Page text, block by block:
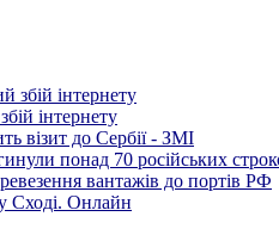
інтернету
візит до Сербії - ЗМІ
понад 70 російських
вантажів до портів РФ
Сході. Онлайн